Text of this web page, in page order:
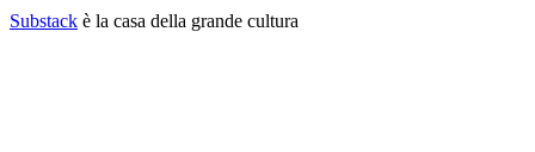
Substack è la casa della grande cultura